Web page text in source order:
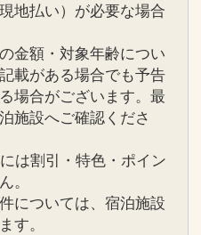
地払い）が必要な場合
金額・対象年齢につい
載がある場合でも予告
場合がございます。最
施設へご確認くださ
には割引・特色・ポイン
。
については、宿泊施設
す。